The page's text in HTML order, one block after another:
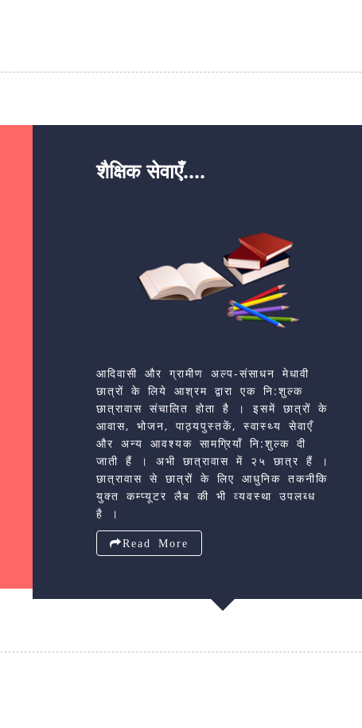
शैक्षिक सेवाएँ....
आदिवासी और ग्रामीण अल्प-संसाधन मेधावी
छात्रों के लिये आश्रम द्वारा एक नि:शुल्क
छात्रावास संचालित होता है । इसमें छात्रों के
आवास, भोजन, पाठ्यपुस्तकें, स्वास्थ्य सेवाएँ
और अन्य आवश्यक सामग्रियाँ नि:शुल्क दी
जाती हैं । अभी छात्रावास में २५ छात्र हैं ।
छात्रावास से छात्रों के लिए आधुनिक तकनीकि
युक्त कम्प्यूटर लैब की भी व्यवस्था उपलब्ध
है ।
Read More